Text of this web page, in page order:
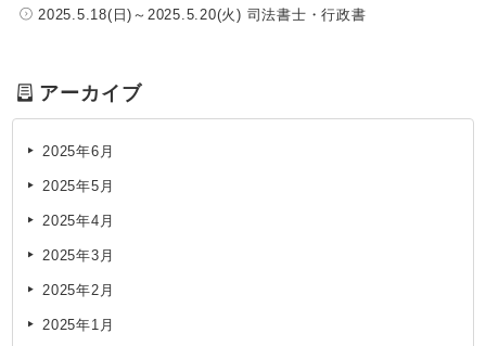
2025.5.18(日)～2025.5.20(火) 司法書士・行政書
アーカイブ
2025年6月
2025年5月
2025年4月
2025年3月
2025年2月
2025年1月